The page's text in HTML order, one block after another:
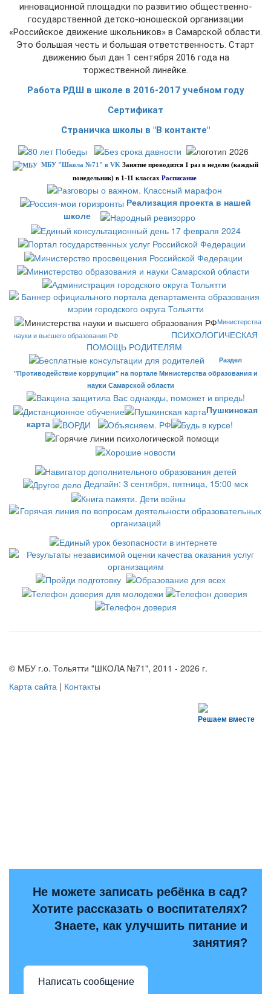
инновационной площадки по развитию общественно-
государственной детско-юношеской организации
«Российское движение школьников» в Самарской области.
Это большая честь и большая ответственность. Старт
движению был дан 1 сентября 2016 года на
торжественной линейке.
Работа РДШ в школе в 2016-2017 учебном году
Сертификат
Страничка школы в "В контакте"
МБУ "Школа №71" в VK Занятие проводится 1 раз в неделю (каждый
понедельник) в 1-11 классах Расписание
Реализация проекта в нашей
школе
Министерства
науки и высшего образования РФ
ПСИХОЛОГИЧЕСКАЯ
ПОМОЩЬ РОДИТЕЛЯМ
Раздел
"Противодействие коррупции" на портале Министерства образования и
науки Самарской области
Пушкинская
карта
Дедлайн: 3 сентября, пятница, 15:00 мск
© МБУ г.о. Тольятти "ШКОЛА №71", 2011 - 2026 г.
Карта сайта | Контакты
Решаем вместе
Не можете записать ребёнка в сад?
Хотите рассказать о воспитателях?
Знаете, как улучшить питание и
занятия?
Написать сообщение